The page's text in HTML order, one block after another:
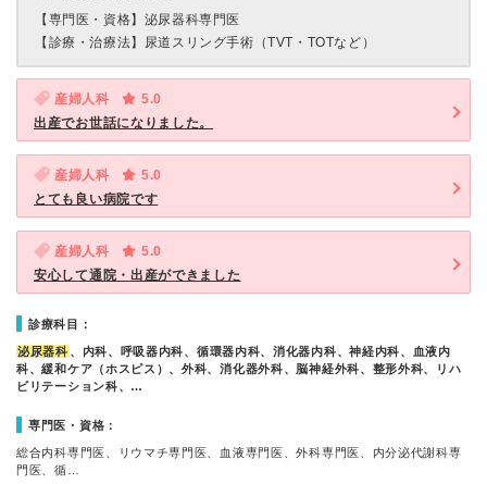
【専門医・資格】 泌尿器科専門医
【診療・治療法】 尿道スリング手術（TVT・TOTなど）
産婦人科
5.0
出産でお世話になりました。
産婦人科
5.0
とても良い病院です
産婦人科
5.0
安心して通院・出産ができました
診療科目：
泌尿器科 、内科、呼吸器内科、循環器内科、消化器内科、神経内科、血液内
科、緩和ケア（ホスピス）、外科、消化器外科、脳神経外科、整形外科、リハ
ビリテーション科、…
専門医・資格：
総合内科専門医、リウマチ専門医、血液専門医、外科専門医、内分泌代謝科専
門医、循…